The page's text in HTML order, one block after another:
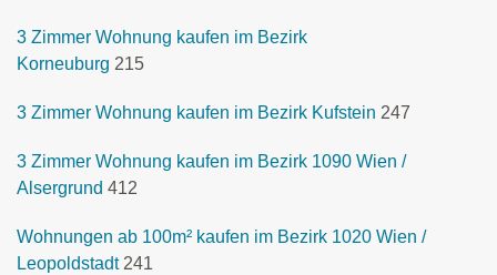
3 Zimmer Wohnung kaufen im Bezirk
Korneuburg 215
3 Zimmer Wohnung kaufen im Bezirk Kufstein 247
3 Zimmer Wohnung kaufen im Bezirk 1090 Wien /
Alsergrund 412
Wohnungen ab 100m² kaufen im Bezirk 1020 Wien /
Leopoldstadt 241